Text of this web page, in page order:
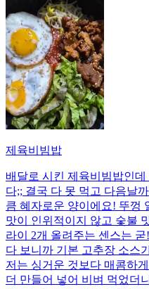
제육비빔밥
배달로 시킨 제육비빔밥인
다;; 결국 다 못 먹고 다음날
큼 혜자로운 양이에요! 뚜껑
맛이 인위적이지 않고 숯불
라이 2개 올려주는 센스는
다 보니까 기본 고추장 소스
저는 싱거운 것보다 매콤하
더 만들어 넣어 비벼 먹었더